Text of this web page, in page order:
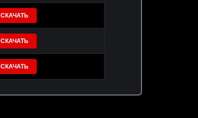
СКАЧАТЬ
СКАЧАТЬ
СКАЧАТЬ